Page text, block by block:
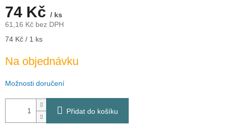
74 Kč / ks
61,16 Kč bez DPH
Měrná
74 Kč / 1 ks
Na objednávku
Možnosti doručení
Přidat do košíku